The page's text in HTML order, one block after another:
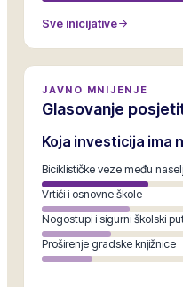
Sve inicijative
JAVNO MNIJENJE
Glasovanje
Koja investicija ima
Biciklističke veze među
Vrtići i osnovne škole
Nogostupi i sigurni školski
Proširenje gradske knjižnice